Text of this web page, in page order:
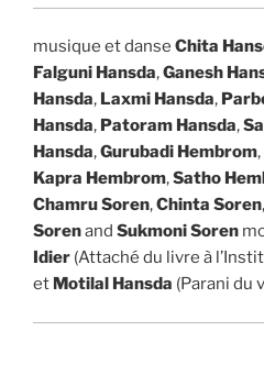
musique et danse Chita
Falguni Hansda,Ganesh
Hansda, Laxmi Hansda,
Hansda, Patoram Hansda,
Hansda,Gurubadi Hembrom,
Kapra Hembrom,Satho
Chamru Soren,Chinta Soren,
Sorenand Sukmoni Soren
Idier (Attaché du livre à
et Motilal Hansda (Parani du